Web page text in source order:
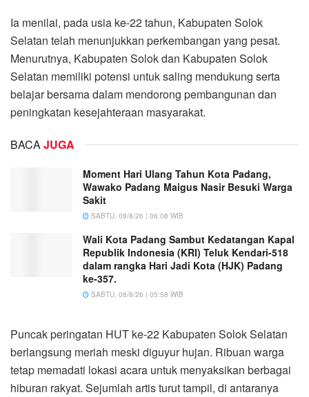
Ia menilai, pada usia ke-22 tahun, Kabupaten Solok
Selatan telah menunjukkan perkembangan yang pesat.
Menurutnya, Kabupaten Solok dan Kabupaten Solok
Selatan memiliki potensi untuk saling mendukung serta
belajar bersama dalam mendorong pembangunan dan
peningkatan kesejahteraan masyarakat.
BACAJUGA
Moment Hari Ulang Tahun Kota Padang,
Wawako Padang Maigus Nasir Besuki Warga
Sakit
SABTU, 08/8/26 | 06:08 WIB
Wali Kota Padang Sambut Kedatangan Kapal
Republik Indonesia (KRI) Teluk Kendari-518
dalam rangka Hari Jadi Kota (HJK) Padang
ke-357.
SABTU, 08/8/26 | 05:58 WIB
Puncak peringatan HUT ke-22 Kabupaten Solok Selatan
berlangsung meriah meski diguyur hujan. Ribuan warga
tetap memadati lokasi acara untuk menyaksikan berbagai
hiburan rakyat. Sejumlah artis turut tampil, di antaranya